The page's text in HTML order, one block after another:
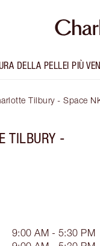
DELLA PELLEI PIÙ
Tilbury - Space
TILBURY -
9:00 AM - 5:30 PM